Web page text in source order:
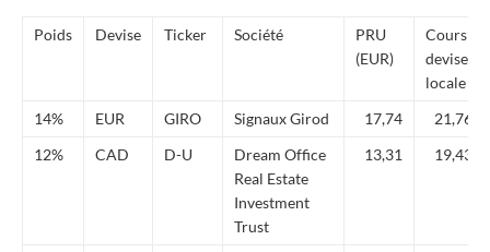
Poids Devise Ticker Société
PRU
(EUR)
Cours
devise
locale
14%
EUR GIRO Signaux Girod 17,74
21,76
12%
CAD D-U
Dream Office
Real Estate
Investment
Trust
13,31 19,43